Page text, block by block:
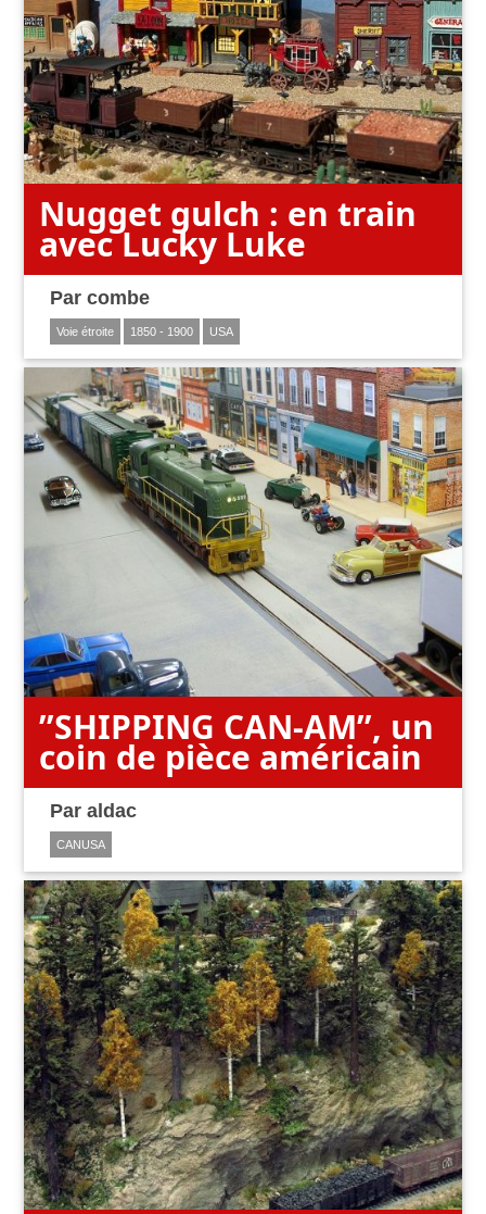
Nugget gulch : en train
avec Lucky Luke
Par combe
Voie étroite 1850 - 1900 USA
’’SHIPPING CAN-AM’’, un
coin de pièce américain
Par aldac
CANUSA